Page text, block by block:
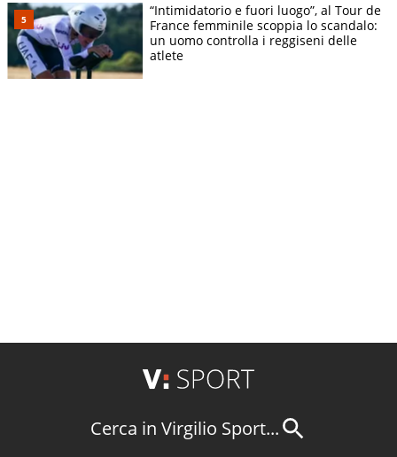
“Intimidatorio e fuori luogo”, al Tour de
France femminile scoppia lo scandalo:
un uomo controlla i reggiseni delle
atlete
Cerca in Virgilio Sport...